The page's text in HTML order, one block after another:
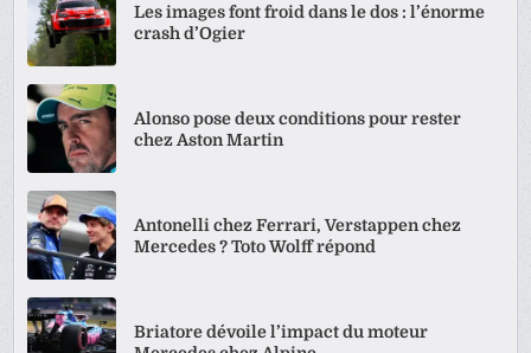
Les images font froid dans le dos : l’énorme
crash d’Ogier
Alonso pose deux conditions pour rester
chez Aston Martin
Antonelli chez Ferrari, Verstappen chez
Mercedes ? Toto Wolff répond
Briatore dévoile l’impact du moteur